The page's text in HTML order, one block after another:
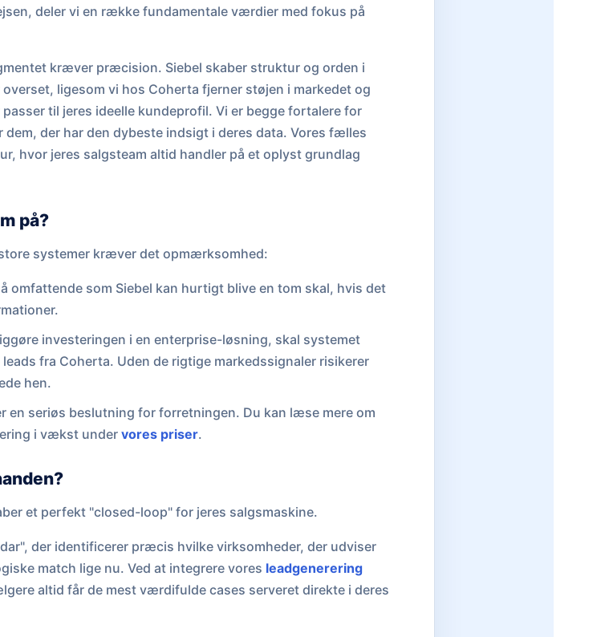
deler vi en række fundamentale værdier med fokus på
kræver præcision. Siebel skaber struktur og orden i
ligesom vi hos Coherta fjerner støjen i markedet og
til jeres ideelle kundeprofil. Vi er begge fortalere for
dem, der har den dybeste indsigt i deres data. Vores fælles
hvor jeres salgsteam altid handler på et oplyst grundlag
på?
systemer kræver det opmærksomhed:
omfattende som Siebel kan hurtigt blive en tom skal, hvis det
investeringen i en enterprise-løsning, skal systemet
fra Coherta. Uden de rigtige markedssignaler risikerer
hen.
en seriøs beslutning for forretningen. Du kan læse mere om
i vækst undervores priser.
et perfekt "closed-loop" for jeres salgsmaskine.
der identificerer præcis hvilke virksomheder, der udviser
match lige nu. Ved at integrere vores leadgenerering
altid får de mest værdifulde cases serveret direkte i deres